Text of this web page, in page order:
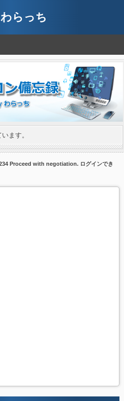
らっち
ます。
Proceed with negotiation. ログインでき